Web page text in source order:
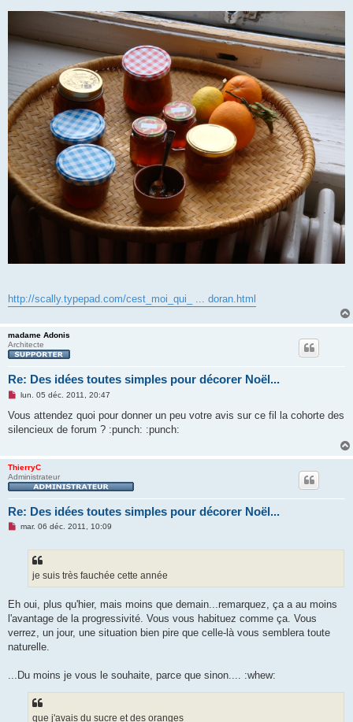
http://scally.typepad.com/cest_moi_qui_ ... doran.html
madame Adonis
Architecte
Re: Des idées toutes simples pour décorer Noël...
M
s
a
n
o
n
l
u
lun. 05 déc. 2011, 20:47
Vous attendez quoi pour donner un peu votre avis sur ce fil la cohorte des
silencieux de forum ? :punch: :punch:
ThierryC
Administrateur
Re: Des idées toutes simples pour décorer Noël...
M
o
n
l
u
mar. 06 déc. 2011, 10:09
je suis très fauchée cette année
Eh oui, plus qu'hier, mais moins que demain...remarquez, ça a au moins
l'avantage de la progressivité. Vous vous habituez comme ça. Vous
verrez, un jour, une situation bien pire que celle-là vous semblera toute
naturelle.
...Du moins je vous le souhaite, parce que sinon.... :whew:
que j'avais du sucre et des oranges